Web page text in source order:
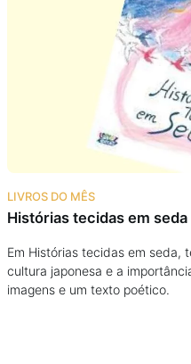
Taba na Escola
LIVROS DO MÊS
Histórias tecidas em seda
Em Histórias tecidas em seda,
cultura japonesa e a
imagens e um texto poético.